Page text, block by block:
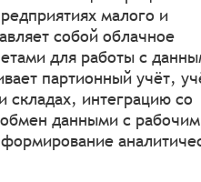
малого и
собой облачное
для работы с
партионный учёт,
складах, интеграцию со
данными с